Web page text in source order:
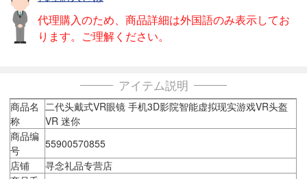
代理購入のため、商品詳細は外国語のみ表示してお
ります。ご理解ください。
アイテム説明
商品名
称
二代头戴式VR眼镜 手机3D影院智能虚拟现实游戏VR头盔
VR 迷你
商品编
号
55900570855
店铺
寻念礼品专营店